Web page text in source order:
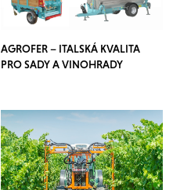
AGROFER – ITALSKÁ KVALITA
PRO SADY A VINOHRADY